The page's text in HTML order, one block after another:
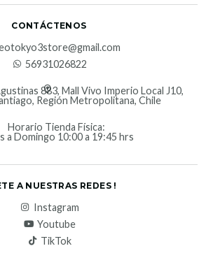
CONTÁCTENOS
56931026822
883, Mall Vivo Imperio Local J10,
Región Metropolitana, Chile
Horario Tienda Física:
a Domingo 10:00 a 19:45 hrs
A NUESTRAS REDES !
Instagram
Youtube
TikTok